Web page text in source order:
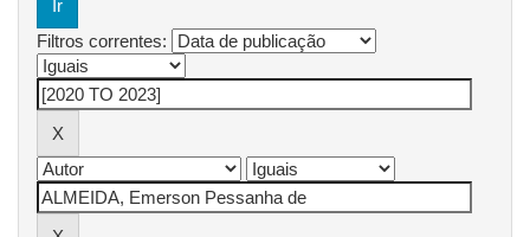
Filtros correntes: